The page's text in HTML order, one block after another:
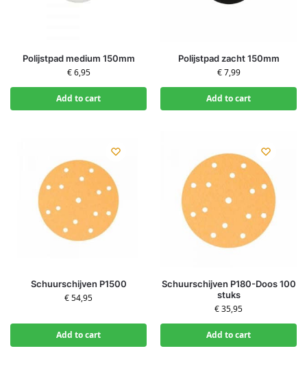
Polijstpad medium 150mm
€6,95
Add to cart
Polijstpad zacht 150mm
€7,99
Add to cart
Schuurschijven P1500
€54,95
Add to cart
Schuurschijven P180-Doos 100
stuks
€35,95
Add to cart